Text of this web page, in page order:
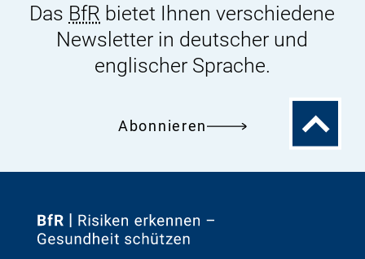
Das BfR bietet Ihnen verschiedene
Newsletter in deutscher und
englischer Sprache.
Abonnieren
Zum
Zur